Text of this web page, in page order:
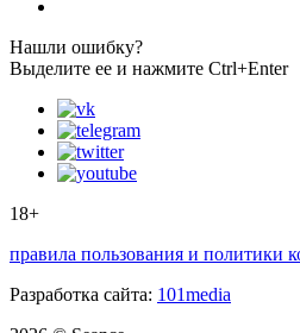
Нашли ошибку?
Выделите ее и нажмите Ctrl+Enter
18+
правила пользования и политики
Разработка сайта: 101media